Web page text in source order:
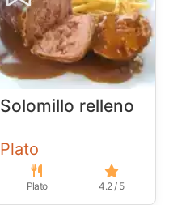
Solomillo relleno
Plato
Plato 4.2 / 5